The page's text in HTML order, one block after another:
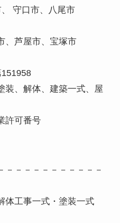
守口市、八尾市
、芦屋市、宝塚市
装、解体、建築一式、屋
許可番号
－－－－－－－－－－－
体工事一式・塗装一式